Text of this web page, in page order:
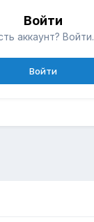
Войти
аккаунт? Войти.
Войти